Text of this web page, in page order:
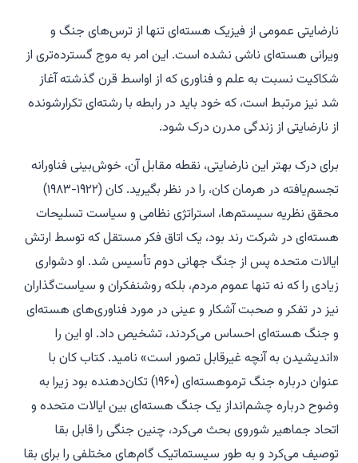
نارضایتی عمومی از فیزیک هسته‌ای تنها از ترس‌های جنگ و
ویرانی هسته‌ای ناشی نشده است. این امر به موج گسترده‌تری از
شکاکیت نسبت به علم و فناوری که از اواسط قرن گذشته آغاز
شد نیز مرتبط است، که خود باید در رابطه با رشته‌ای تکرارشونده
از نارضایتی از زندگی مدرن درک شود.
برای درک بهتر این نارضایتی، نقطه مقابل آن، خوش‌بینی فناورانه
تجسم‌یافته در هرمان کان، را در نظر بگیرید. کان (۱۹۲۲-۱۹۸۳)
محقق نظریه سیستم‌ها، استراتژی نظامی و سیاست تسلیحات
هسته‌ای در شرکت رند بود، یک اتاق فکر مستقل که توسط ارتش
ایالات متحده پس از جنگ جهانی دوم تأسیس شد. او دشواری
زیادی را که نه تنها عموم مردم، بلکه روشنفکران و سیاست‌گذاران
نیز در تفکر و صحبت آشکار و عینی در مورد فناوری‌های هسته‌ای
و جنگ هسته‌ای احساس می‌کردند، تشخیص داد. او این را
«اندیشیدن به آنچه غیرقابل تصور است» نامید. کتاب کان با
عنوان درباره جنگ ترموهسته‌ای
(۱۹۶۰) تکان‌دهنده بود زیرا به
وضوح درباره چشم‌انداز یک جنگ هسته‌ای بین ایالات متحده و
اتحاد جماهیر شوروی بحث می‌کرد، چنین جنگی را قابل بقا
توصیف می‌کرد و به طور سیستماتیک گام‌های مختلفی را برای بقا